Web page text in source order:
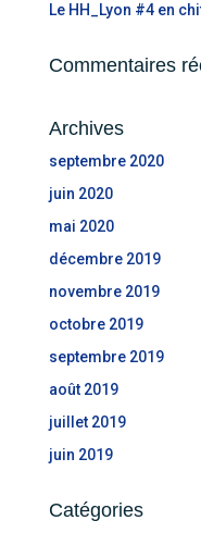
Le HH_Lyon #4 en
Commentaires
Archives
septembre 2020
juin 2020
mai 2020
décembre 2019
novembre 2019
octobre 2019
septembre 2019
août 2019
juillet 2019
juin 2019
Catégories